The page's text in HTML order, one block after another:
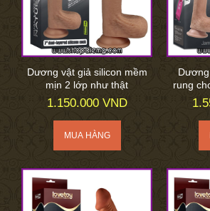
Dương vật giả silicon mềm
mịn 2 lớp như thật
1.150.000 VND
rung